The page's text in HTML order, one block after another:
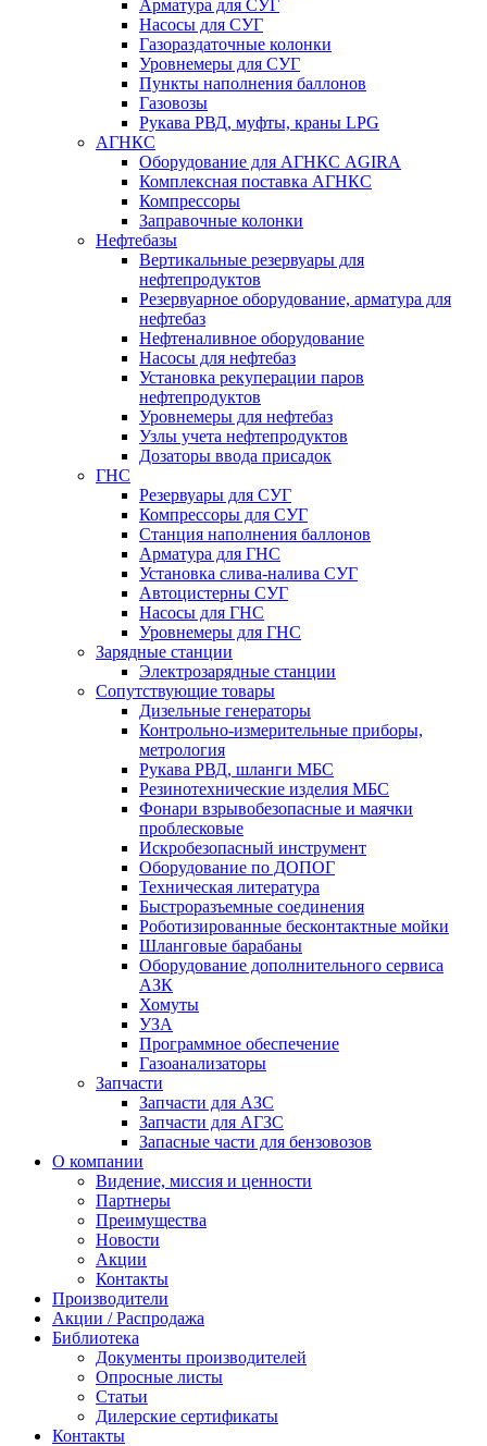
Арматура для СУГ
Насосы для СУГ
Газораздаточные колонки
Уровнемеры для СУГ
Пункты наполнения баллонов
Газовозы
Рукава РВД, муфты, краны LPG
АГНКС
Оборудование для АГНКС AGIRA
Комплексная поставка АГНКС
Компрессоры
Заправочные колонки
Нефтебазы
Вертикальные резервуары для
нефтепродуктов
Резервуарное оборудование, арматура для
нефтебаз
Нефтеналивное оборудование
Насосы для нефтебаз
Установка рекуперации паров
нефтепродуктов
Уровнемеры для нефтебаз
Узлы учета нефтепродуктов
Дозаторы ввода присадок
ГНС
Резервуары для СУГ
Компрессоры для СУГ
Станция наполнения баллонов
Арматура для ГНС
Установка слива-налива СУГ
Автоцистерны СУГ
Насосы для ГНС
Уровнемеры для ГНС
Зарядные станции
Электрозарядные станции
Сопутствующие товары
Дизельные генераторы
Контрольно-измерительные приборы,
метрология
Рукава РВД, шланги МБС
Резинотехнические изделия МБС
Фонари взрывобезопасные и маячки
проблесковые
Искробезопасный инструмент
Оборудование по ДОПОГ
Техническая литература
Быстроразъемные соединения
Роботизированные бесконтактные мойки
Шланговые барабаны
Оборудование дополнительного сервиса
АЗК
Хомуты
УЗА
Программное обеспечение
Газоанализаторы
Запчасти
Запчасти для АЗС
Запчасти для АГЗС
Запасные части для бензовозов
О компании
Видение, миссия и ценности
Партнеры
Преимущества
Новости
Акции
Контакты
Производители
Акции / Распродажа
Библиотека
Документы производителей
Опросные листы
Статьи
Дилерские сертификаты
Контакты